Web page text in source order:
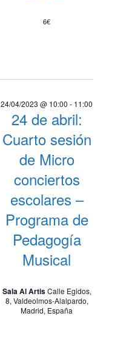
6€
24 de abril:
Cuarto sesión
de Micro
conciertos
escolares –
Programa de
Pedagogía
Musical
24/04/2023 @ 10:00 - 11:00
Sala Al ArtisCalle Egidos,
8, Valdeolmos-Alalpardo,
Madrid, España